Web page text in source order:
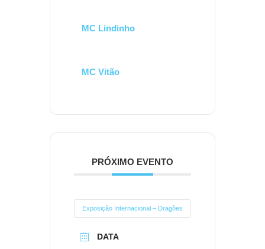
MC Lindinho
MC Vitão
PRÓXIMO EVENTO
Exposição Internacional – Dragões
DATA